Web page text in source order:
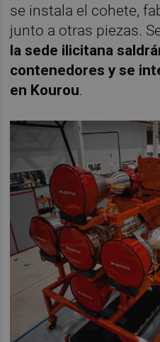
se instala el cohete,
junto a otras piezas.
la sede ilicitana
contenedores y se
en Kourou.